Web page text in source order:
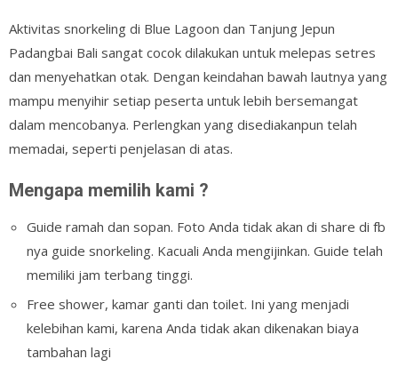
Aktivitas snorkeling di Blue Lagoon dan Tanjung Jepun
Padangbai Bali sangat cocok dilakukan untuk melepas setres
dan menyehatkan otak. Dengan keindahan bawah lautnya yang
mampu menyihir setiap peserta untuk lebih bersemangat
dalam mencobanya. Perlengkan yang disediakanpun telah
memadai, seperti penjelasan di atas.
Mengapa memilih kami ?
Guide ramah dan sopan. Foto Anda tidak akan di share di fb
nya guide snorkeling. Kacuali Anda mengijinkan. Guide telah
memiliki jam terbang tinggi.
Free shower, kamar ganti dan toilet. Ini yang menjadi
kelebihan kami, karena Anda tidak akan dikenakan biaya
tambahan lagi